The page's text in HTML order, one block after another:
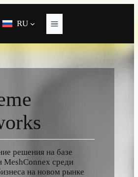
RU
решения на базе
MeshConnex среди
на новом рынке